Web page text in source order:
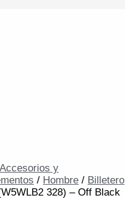
Accesorios y
/ Hombre / Billetero
328) – Off Black